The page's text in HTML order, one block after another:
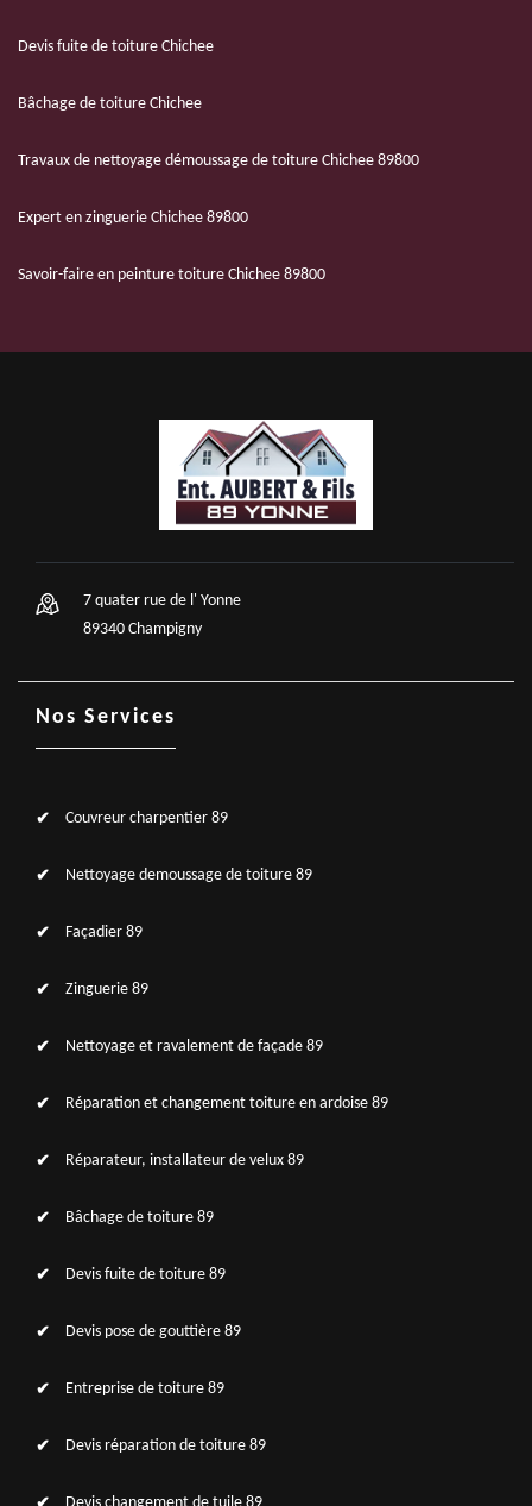
Devis fuite de toiture Chichee
Bâchage de toiture Chichee
Travaux de nettoyage démoussage de toiture Chichee 89800
Expert en zinguerie Chichee 89800
Savoir-faire en peinture toiture Chichee 89800
7 quater rue de l' Yonne
89340 Champigny
Nos Services
Couvreur charpentier 89
Nettoyage demoussage de toiture 89
Façadier 89
Zinguerie 89
Nettoyage et ravalement de façade 89
Réparation et changement toiture en ardoise 89
Réparateur, installateur de velux 89
Bâchage de toiture 89
Devis fuite de toiture 89
Devis pose de gouttière 89
Entreprise de toiture 89
Devis réparation de toiture 89